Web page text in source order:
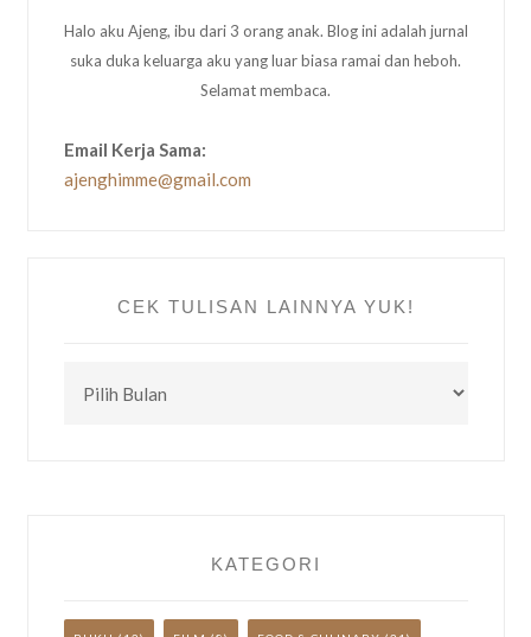
Halo aku Ajeng, ibu dari 3 orang anak. Blog ini adalah jurnal
suka duka keluarga aku yang luar biasa ramai dan heboh.
Selamat membaca.
Email Kerja Sama:
ajenghimme@gmail.com
CEK TULISAN LAINNYA YUK!
TULISAN
KATEGORI